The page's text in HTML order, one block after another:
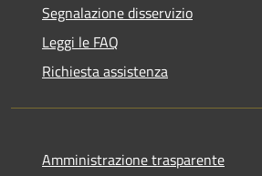
Segnalazione disservizio
Leggi le FAQ
Richiesta assistenza
Amministrazione trasparente